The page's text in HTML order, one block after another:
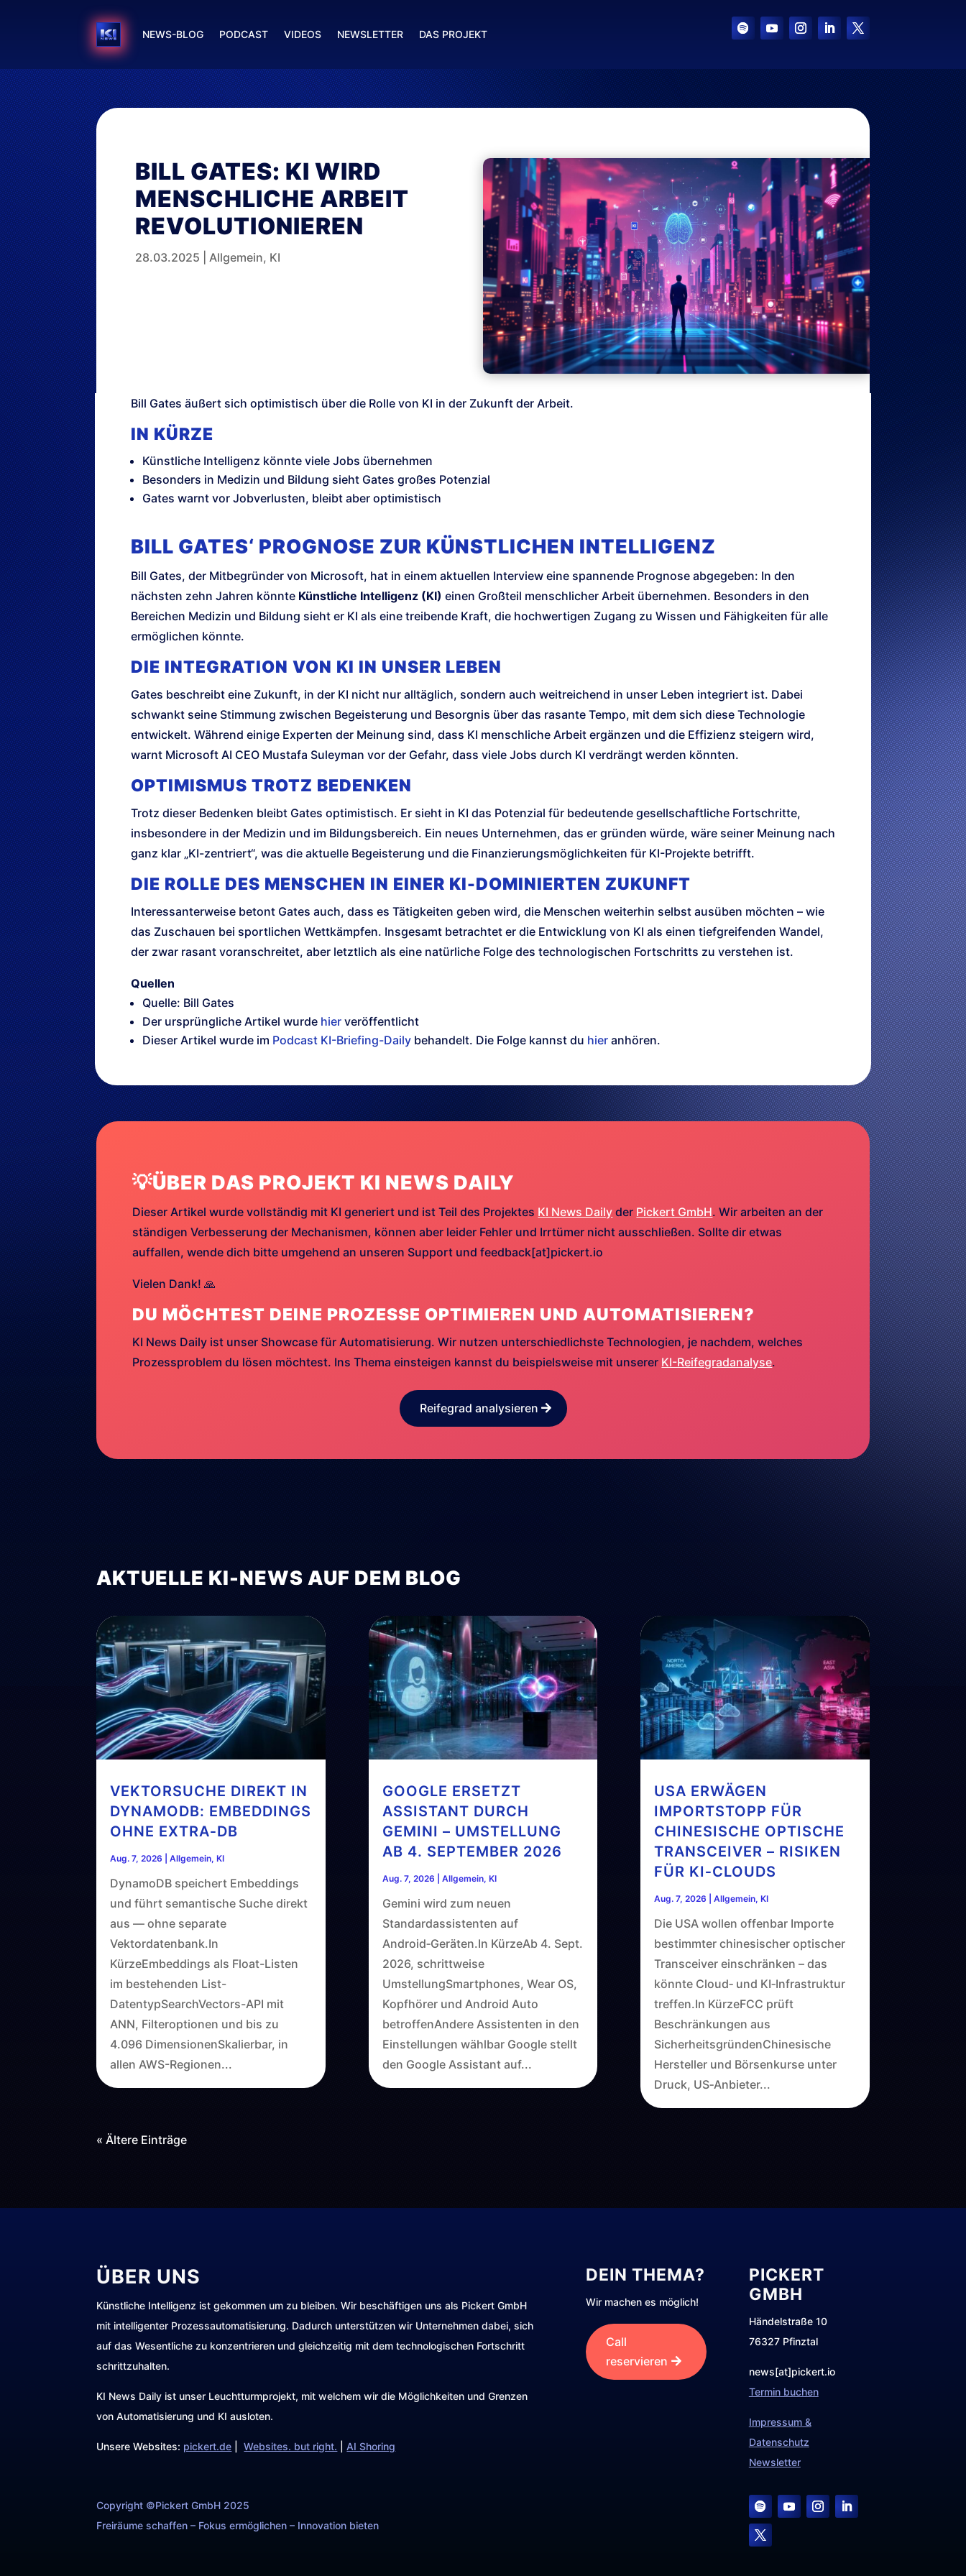
NEWS-BLOG PODCAST VIDEOS NEWSLETTER DAS PROJEKT
BILL GATES: KI WIRD
MENSCHLICHE ARBEIT
REVOLUTIONIEREN
28.03.2025 Allgemein, KI
Bill Gates äußert sich optimistisch über die Rolle von KI in der Zukunft der Arbeit.
IN KÜRZE
Künstliche Intelligenz könnte viele Jobs übernehmen
Besonders in Medizin und Bildung sieht Gates großes Potenzial
Gates warnt vor Jobverlusten, bleibt aber optimistisch
BILL GATES‘ PROGNOSE ZUR KÜNSTLICHEN INTELLIGENZ
Bill Gates, der Mitbegründer von Microsoft, hat in einem aktuellen Interview eine spannende Prognose abgegeben: In den
nächsten zehn Jahren könnte Künstliche Intelligenz (KI) einen Großteil menschlicher Arbeit übernehmen. Besonders in den
Bereichen Medizin und Bildung sieht er KI als eine treibende Kraft, die hochwertigen Zugang zu Wissen und Fähigkeiten für alle
ermöglichen könnte.
DIE INTEGRATION VON KI IN UNSER LEBEN
Gates beschreibt eine Zukunft, in der KI nicht nur alltäglich, sondern auch weitreichend in unser Leben integriert ist. Dabei
schwankt seine Stimmung zwischen Begeisterung und Besorgnis über das rasante Tempo, mit dem sich diese Technologie
entwickelt. Während einige Experten der Meinung sind, dass KI menschliche Arbeit ergänzen und die Effizienz steigern wird,
warnt Microsoft AI CEO Mustafa Suleyman vor der Gefahr, dass viele Jobs durch KI verdrängt werden könnten.
OPTIMISMUS TROTZ BEDENKEN
Trotz dieser Bedenken bleibt Gates optimistisch. Er sieht in KI das Potenzial für bedeutende gesellschaftliche Fortschritte,
insbesondere in der Medizin und im Bildungsbereich. Ein neues Unternehmen, das er gründen würde, wäre seiner Meinung nach
ganz klar „KI-zentriert“, was die aktuelle Begeisterung und die Finanzierungsmöglichkeiten für KI-Projekte betrifft.
DIE ROLLE DES MENSCHEN IN EINER KI-DOMINIERTEN ZUKUNFT
Interessanterweise betont Gates auch, dass es Tätigkeiten geben wird, die Menschen weiterhin selbst ausüben möchten – wie
das Zuschauen bei sportlichen Wettkämpfen. Insgesamt betrachtet er die Entwicklung von KI als einen tiefgreifenden Wandel,
der zwar rasant voranschreitet, aber letztlich als eine natürliche Folge des technologischen Fortschritts zu verstehen ist.
Quellen
Quelle: Bill Gates
Der ursprüngliche Artikel wurde hier veröffentlicht
Dieser Artikel wurde im Podcast KI-Briefing-Daily behandelt. Die Folge kannst du hier anhören.
💡ÜBER DAS PROJEKT KI NEWS DAILY
Dieser Artikel wurde vollständig mit KI generiert und ist Teil des Projektes KI News Daily der Pickert GmbH. Wir arbeiten an der
ständigen Verbesserung der Mechanismen, können aber leider Fehler und Irrtümer nicht ausschließen. Sollte dir etwas
auffallen, wende dich bitte umgehend an unseren Support und feedback[at]pickert.io
Vielen Dank! 🙏
DU MÖCHTEST DEINE PROZESSE OPTIMIEREN UND AUTOMATISIEREN?
KI News Daily ist unser Showcase für Automatisierung. Wir nutzen unterschiedlichste Technologien, je nachdem, welches
Prozessproblem du lösen möchtest. Ins Thema einsteigen kannst du beispielsweise mit unserer KI-Reifegradanalyse.
Reifegrad analysieren
AKTUELLE KI-NEWS AUF DEM BLOG
VEKTORSUCHE DIREKT IN
DYNAMODB: EMBEDDINGS
OHNE EXTRA‑DB
Aug. 7, 2026 |Allgemein,KI
DynamoDB speichert Embeddings
und führt semantische Suche direkt
aus — ohne separate
Vektordatenbank.In
KürzeEmbeddings als Float-Listen
im bestehenden List-
DatentypSearchVectors-API mit
ANN, Filteroptionen und bis zu
4.096 DimensionenSkalierbar, in
allen AWS-Regionen...
GOOGLE ERSETZT
ASSISTANT DURCH
GEMINI – UMSTELLUNG
AB 4. SEPTEMBER 2026
Aug. 7, 2026 Allgemein, KI
Gemini wird zum neuen
Standardassistenten auf
Android‑Geräten.In KürzeAb 4. Sept.
2026, schrittweise
UmstellungSmartphones, Wear OS,
Kopfhörer und Android Auto
betroffenAndere Assistenten in den
Einstellungen wählbar Google stellt
den Google Assistant auf...
USA ERWÄGEN
IMPORTSTOPP FÜR
CHINESISCHE OPTISCHE
TRANSCEIVER – RISIKEN
FÜR KI‑CLOUDS
Aug. 7, 2026 Allgemein, KI
Die USA wollen offenbar Importe
bestimmter chinesischer optischer
Transceiver einschränken – das
könnte Cloud‑ und KI‑Infrastruktur
treffen.In KürzeFCC prüft
Beschränkungen aus
SicherheitsgründenChinesische
Hersteller und Börsenkurse unter
Druck, US‑Anbieter...
« Ältere Einträge
ÜBER UNS
Künstliche Intelligenz ist gekommen um zu bleiben. Wir beschäftigen uns als Pickert GmbH
mit intelligenter Prozessautomatisierung. Dadurch unterstützen wir Unternehmen dabei, sich
auf das Wesentliche zu konzentrieren und gleichzeitig mit dem technologischen Fortschritt
schrittzuhalten.
KI News Daily ist unser Leuchtturmprojekt, mit welchem wir die Möglichkeiten und Grenzen
von Automatisierung und KI ausloten.
Unsere Websites: pickert.de |Websites. but right. |AI Shoring
DEIN THEMA?
Wir machen es möglich!
Call
reservieren
PICKERT
GMBH
Händelstraße 10
76327 Pfinztal
news[at]pickert.io
Termin buchen
Impressum &
Datenschutz
Newsletter
Copyright ©Pickert GmbH 2025
Freiräume schaffen – Fokus ermöglichen – Innovation bieten